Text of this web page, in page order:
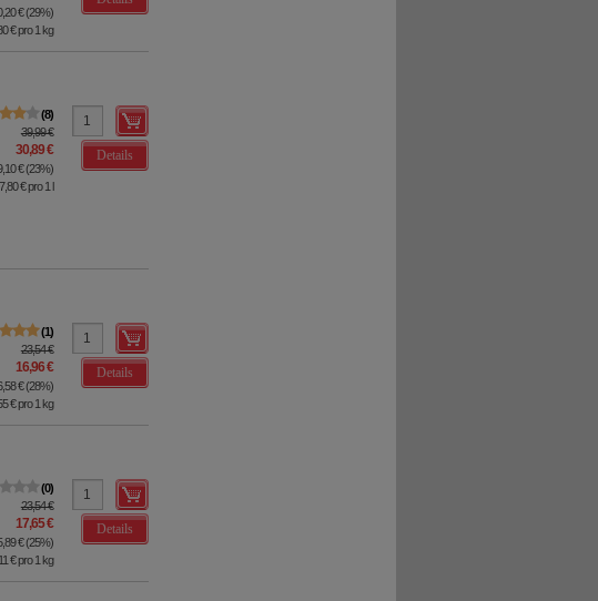
€(29%)
€pro 1 kg
8
39,99 €
30,89 €
€(23%)
€pro 1 l
Details
1
23,54 €
16,96 €
€(28%)
€pro 1 kg
Details
0
23,54 €
17,65 €
€(25%)
€pro 1 kg
Details